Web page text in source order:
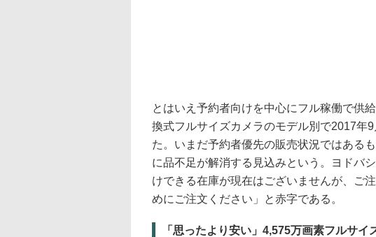
とはいえ予約者向けを中心にフル稼働で供
換式フルサイズカメラのモデル別で2017年
た。いまだ予約者優先の販売状況ではある
に品不足が解消する見込みという。ヨドバ
けできる在庫が現在はございませんが、ご
めにご注文ください」と赤字である。
「思ったより安い」4,575万画素フルサイ